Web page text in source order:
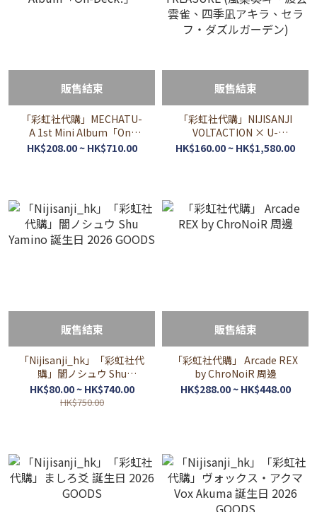
販售結束
「彩虹社代購」MECHATU-
A 1st Mini Album「On-
Deck!」
HK$208.00 ~ HK$710.00
販售結束
「彩虹社代購」NIJISANJI
VOLTACTION × U-
TREASURE (風楽奏斗、渡
HK$160.00 ~ HK$1,580.00
販售結束
「Nijisanji_hk」「彩虹社代
購」闇ノシュウ Shu
Yamino 誕生日 2026
GOODS
HK$80.00 ~ HK$740.00
HK$750.00
販售結束
「彩虹社代購」 Arcade REX
by ChroNoiR 周邊
HK$288.00 ~ HK$448.00